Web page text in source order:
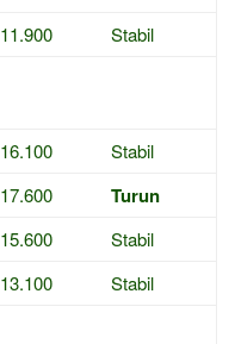
11.900 Stabil
16.100
Stabil
17.600 Turun
15.600
Stabil
13.100 Stabil